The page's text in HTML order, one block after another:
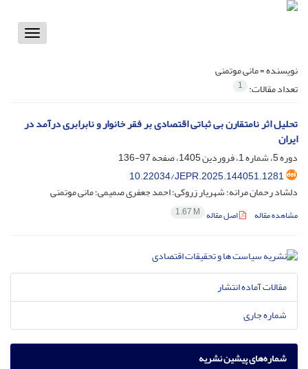
Toggle
نویسنده =مانی موتمنی
تعداد مقالات: 1
تحلیل اثر نامتقارن بی ثباتی اقتصادی بر فقر خانوار و نابرابری درآمد در
ایران
دوره 5، شماره 1، فروردین 1405، صفحه
97-136
10.22034/JEPR.2025.144051.1281
دلشاد رحمان مرانه؛ شهریار زروکی؛ احمد جعفری صمیمی؛ مانی موتمنی
مشاهده مقاله اصل مقاله 1.67 M
مقالات آماده انتشار
شماره جاری
شماره‌های پیشین نشریه